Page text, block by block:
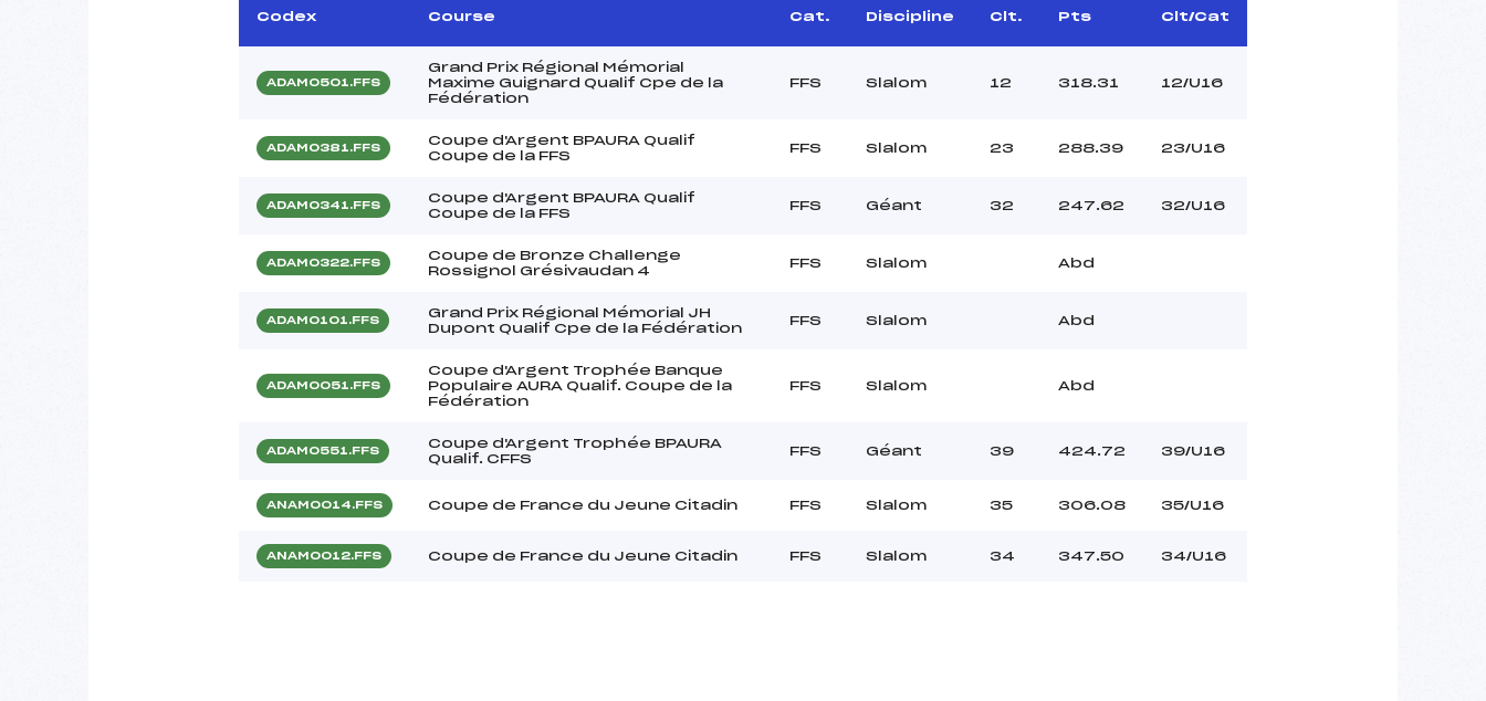
Codex Course Cat. Discipline Clt. Pts Clt/Cat
ADAM0501.FFS
Grand Prix Régional Mémorial
Maxime Guignard Qualif Cpe de la
Fédération
FFS Slalom 12 318.31 12/U16
ADAM0381.FFS
Coupe d'Argent BPAURA Qualif
Coupe de la FFS
FFS Slalom 23 288.39 23/U16
ADAM0341.FFS
Coupe d'Argent BPAURA Qualif
Coupe de la FFS
FFS Géant 32 247.62 32/U16
ADAM0322.FFS
Coupe de Bronze Challenge
Rossignol Grésivaudan 4
FFS Slalom Abd
ADAM0101.FFS
Grand Prix Régional Mémorial JH
Dupont Qualif Cpe de la Fédération
FFS Slalom Abd
ADAM0051.FFS
Coupe d'Argent Trophée Banque
Populaire AURA Qualif. Coupe de la
Fédération
FFS Slalom Abd
ADAM0551.FFS
Coupe d'Argent Trophée BPAURA
Qualif. CFFS
FFS Géant 39 424.72 39/U16
ANAM0014.FFS Coupe de France du Jeune Citadin FFS Slalom 35 306.08 35/U16
ANAM0012.FFS Coupe de France du Jeune Citadin FFS Slalom 34 347.50 34/U16